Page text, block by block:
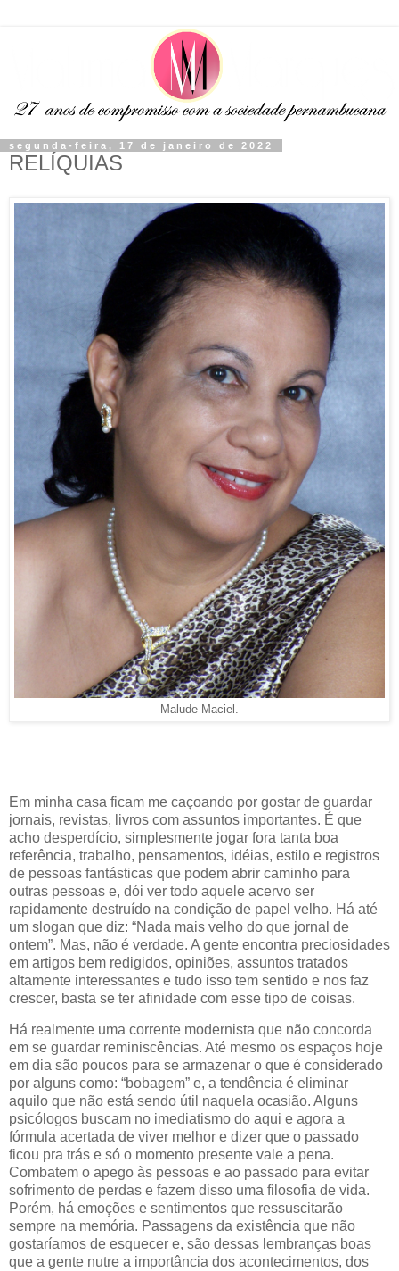
segunda-feira, 17 de janeiro de 2022
RELÍQUIAS
Malude Maciel.
Em minha casa ficam me caçoando por gostar de guardar
jornais, revistas, livros com assuntos importantes. É que
acho desperdício, simplesmente jogar fora tanta boa
referência, trabalho, pensamentos, idéias, estilo e registros
de pessoas fantásticas que podem abrir caminho para
outras pessoas e, dói ver todo aquele acervo ser
rapidamente destruído na condição de papel velho. Há até
um slogan que diz: “Nada mais velho do que jornal de
ontem”. Mas, não é verdade. A gente encontra preciosidades
em artigos bem redigidos, opiniões, assuntos tratados
altamente interessantes e tudo isso tem sentido e nos faz
crescer, basta se ter afinidade com esse tipo de coisas.
Há realmente uma corrente modernista que não concorda
em se guardar reminiscências. Até mesmo os espaços hoje
em dia são poucos para se armazenar o que é considerado
por alguns como: “bobagem” e, a tendência é eliminar
aquilo que não está sendo útil naquela ocasião. Alguns
psicólogos buscam no imediatismo do aqui e agora a
fórmula acertada de viver melhor e dizer que o passado
ficou pra trás e só o momento presente vale a pena.
Combatem o apego às pessoas e ao passado para evitar
sofrimento de perdas e fazem disso uma filosofia de vida.
Porém, há emoções e sentimentos que ressuscitarão
sempre na memória. Passagens da existência que não
gostaríamos de esquecer e, são dessas lembranças boas
que a gente nutre a importância dos acontecimentos, dos